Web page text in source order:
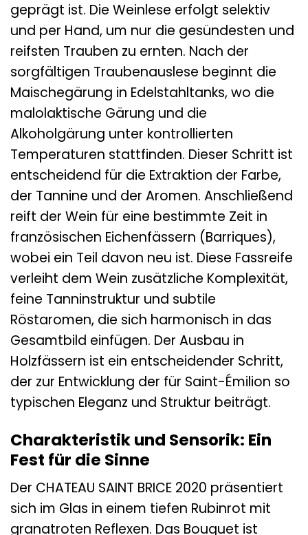
geprägt ist. Die Weinlese erfolgt selektiv
und per Hand, um nur die gesündesten und
reifsten Trauben zu ernten. Nach der
sorgfältigen Traubenauslese beginnt die
Maischegärung in Edelstahltanks, wo die
malolaktische Gärung und die
Alkoholgärung unter kontrollierten
Temperaturen stattfinden. Dieser Schritt ist
entscheidend für die Extraktion der Farbe,
der Tannine und der Aromen. Anschließend
reift der Wein für eine bestimmte Zeit in
französischen Eichenfässern (Barriques),
wobei ein Teil davon neu ist. Diese Fassreife
verleiht dem Wein zusätzliche Komplexität,
feine Tanninstruktur und subtile
Röstaromen, die sich harmonisch in das
Gesamtbild einfügen. Der Ausbau in
Holzfässern ist ein entscheidender Schritt,
der zur Entwicklung der für Saint-Émilion so
typischen Eleganz und Struktur beiträgt.
Charakteristik und Sensorik: Ein
Fest für die Sinne
Der CHATEAU SAINT BRICE 2020 präsentiert
sich im Glas in einem tiefen Rubinrot mit
granatroten Reflexen. Das Bouquet ist